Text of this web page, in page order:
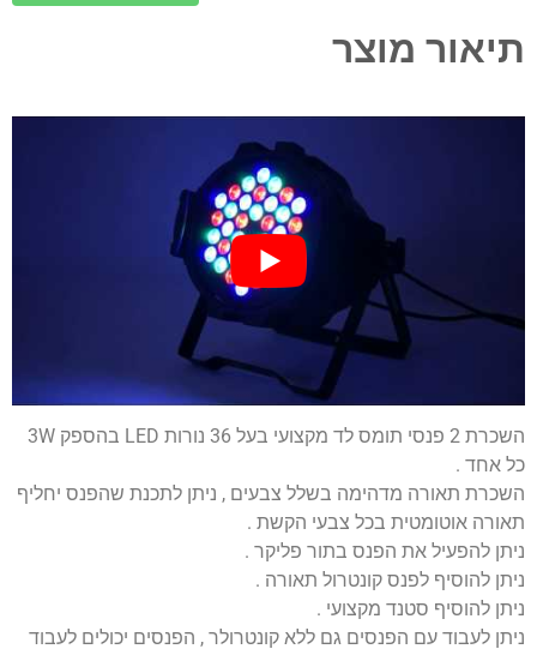
תיאור מוצר
השכרת 2 פנסי תומס לד מקצועי בעל 36 נורות LED בהספק 3W
כל אחד .
השכרת תאורה מדהימה בשלל צבעים , ניתן לתכנת שהפנס יחליף
תאורה אוטומטית בכל צבעי הקשת .
ניתן להפעיל את הפנס בתור פליקר .
ניתן להוסיף לפנס קונטרול תאורה .
ניתן להוסיף סטנד מקצועי .
ניתן לעבוד עם הפנסים גם ללא קונטרולר , הפנסים יכולים לעבוד